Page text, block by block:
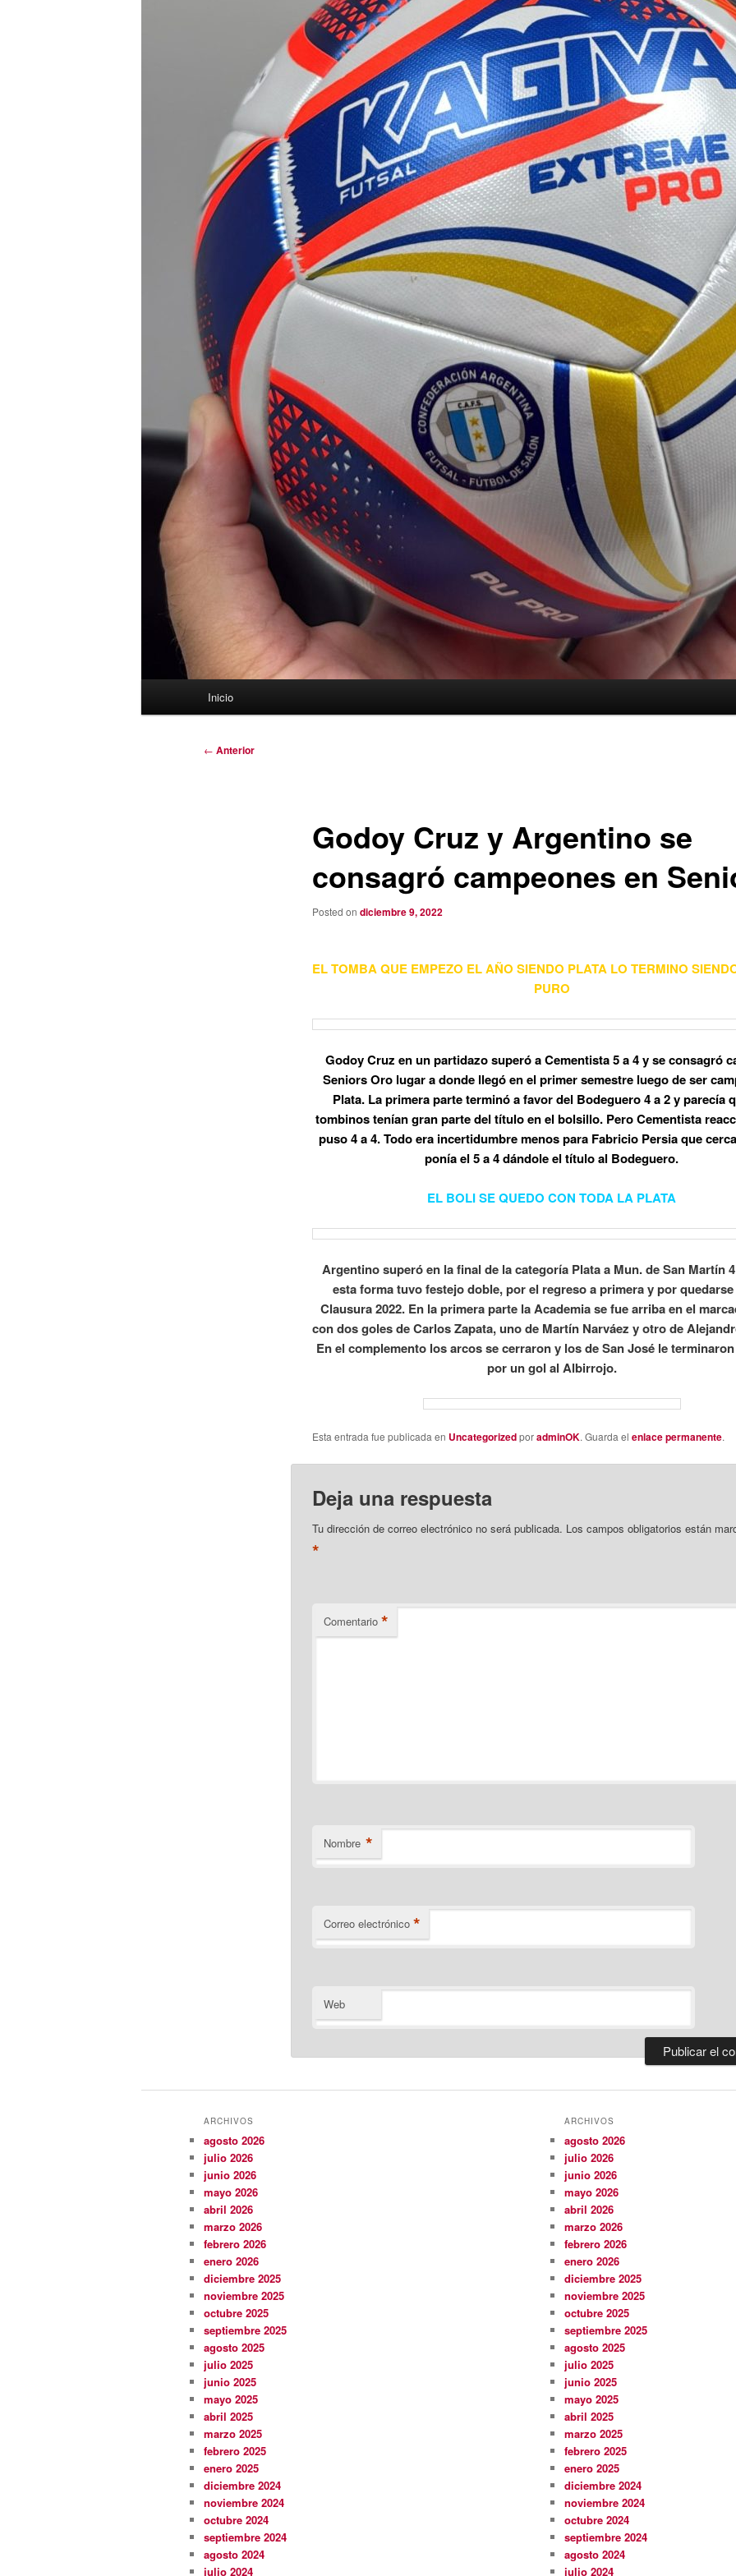
Inicio
Navegación
← Anterior
Godoy Cruz y Argentino se
consagró campeones en
Posted on diciembre 9, 2022
EL TOMBA QUE EMPEZO EL AÑO SIENDO PLATA LO TERMINO
PURO
Godoy Cruz en un partidazo superó a Cementista 5 a 4 y se consagró
Seniors Oro lugar a donde llegó en el primer semestre luego de ser
Plata. La primera parte terminó a favor del Bodeguero 4 a 2 y parecía
tombinos tenían gran parte del título en el bolsillo. Pero Cementista
puso 4 a 4. Todo era incertidumbre menos para Fabricio Persia que
ponía el 5 a 4 dándole el título al Bodeguero.
EL BOLI SE QUEDO CON TODA LA PLATA
Argentino superó en la final de la categoría Plata a Mun. de San Martín
esta forma tuvo festejo doble, por el regreso a primera y por
Clausura 2022. En la primera parte la Academia se fue arriba en el
con dos goles de Carlos Zapata, uno de Martín Narváez y otro de
En el complemento los arcos se cerraron y los de San José le
por un gol al Albirrojo.
Esta entrada fue publicada en UncategorizedporadminOK. Guarda el enlace permanente.
Deja una respuesta
Tu dirección de correo electrónico no será publicada. Los campos obligatorios están
*
Comentario *
Nombre *
Correo electrónico *
Web
ARCHIVOS
agosto 2026
julio 2026
junio 2026
mayo 2026
abril 2026
marzo 2026
febrero 2026
enero 2026
diciembre 2025
noviembre 2025
octubre 2025
septiembre 2025
agosto 2025
julio 2025
junio 2025
mayo 2025
abril 2025
marzo 2025
febrero 2025
enero 2025
diciembre 2024
noviembre 2024
octubre 2024
septiembre 2024
agosto 2024
julio 2024
ARCHIVOS
agosto 2026
julio 2026
junio 2026
mayo 2026
abril 2026
marzo 2026
febrero 2026
enero 2026
diciembre 2025
noviembre 2025
octubre 2025
septiembre 2025
agosto 2025
julio 2025
junio 2025
mayo 2025
abril 2025
marzo 2025
febrero 2025
enero 2025
diciembre 2024
noviembre 2024
octubre 2024
septiembre 2024
agosto 2024
julio 2024